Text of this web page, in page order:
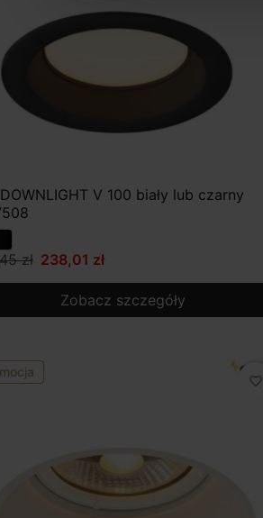
V 100 biały lub czarny
zł 238,01 zł
Zobacz szczegóły
favorite_border